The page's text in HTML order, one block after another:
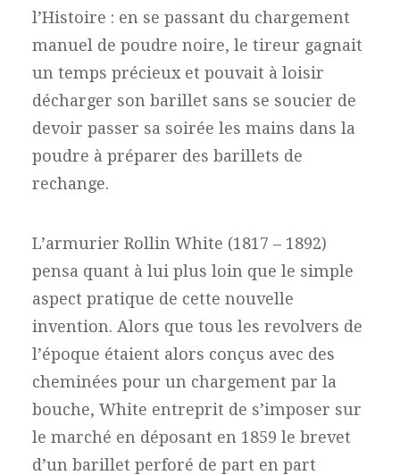
l’Histoire : en se passant du chargement
manuel de poudre noire, le tireur gagnait
un temps précieux et pouvait à loisir
décharger son barillet sans se soucier de
devoir passer sa soirée les mains dans la
poudre à préparer des barillets de
rechange.
L’armurier Rollin White (1817 – 1892)
pensa quant à lui plus loin que le simple
aspect pratique de cette nouvelle
invention. Alors que tous les revolvers de
l’époque étaient alors conçus avec des
cheminées pour un chargement par la
bouche, White entreprit de s’imposer sur
le marché en déposant en 1859 le brevet
d’un barillet perforé de part en part